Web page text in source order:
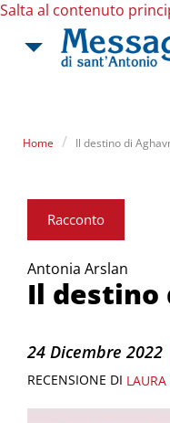
Salta al contenuto
Home Il destino di
Racconto
Antonia Arslan
Il destino
24 Dicembre 2022
RECENSIONE DI